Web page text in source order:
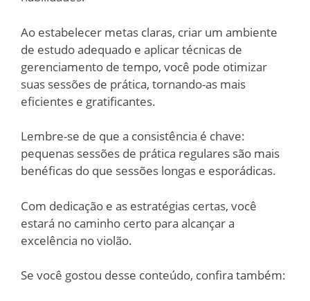
Ao estabelecer metas claras, criar um ambiente
de estudo adequado e aplicar técnicas de
gerenciamento de tempo, você pode otimizar
suas sessões de prática, tornando-as mais
eficientes e gratificantes.
Lembre-se de que a consistência é chave:
pequenas sessões de prática regulares são mais
benéficas do que sessões longas e esporádicas.
Com dedicação e as estratégias certas, você
estará no caminho certo para alcançar a
excelência no violão.
Se você gostou desse conteúdo, confira também: